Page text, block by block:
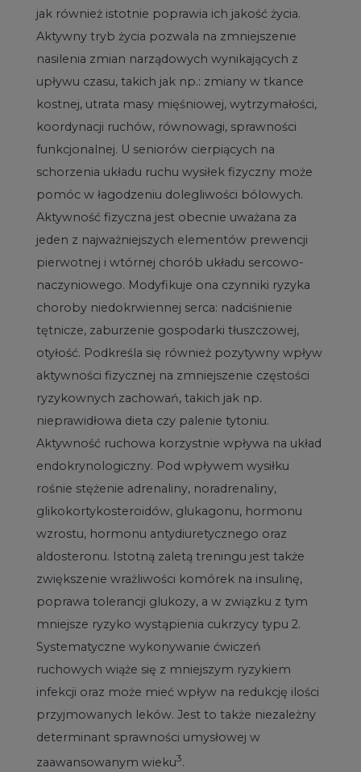
jak również istotnie poprawia ich jakość życia.
Aktywny tryb życia pozwala na zmniejszenie
nasilenia zmian narządowych wynikających z
upływu czasu, takich jak np.: zmiany w tkance
kostnej, utrata masy mięśniowej, wytrzymałości,
koordynacji ruchów, równowagi, sprawności
funkcjonalnej. U seniorów cierpiących na
schorzenia układu ruchu wysiłek fizyczny może
pomóc w łagodzeniu dolegliwości bólowych.
Aktywność fizyczna jest obecnie uważana za
jeden z najważniejszych elementów prewencji
pierwotnej i wtórnej chorób układu sercowo-
naczyniowego. Modyfikuje ona czynniki ryzyka
choroby niedokrwiennej serca: nadciśnienie
tętnicze, zaburzenie gospodarki tłuszczowej,
otyłość. Podkreśla się również pozytywny wpływ
aktywności fizycznej na zmniejszenie częstości
ryzykownych zachowań, takich jak np.
nieprawidłowa dieta czy palenie tytoniu.
Aktywność ruchowa korzystnie wpływa na układ
endokrynologiczny. Pod wpływem wysiłku
rośnie stężenie adrenaliny, noradrenaliny,
glikokortykosteroidów, glukagonu, hormonu
wzrostu, hormonu antydiuretycznego oraz
aldosteronu. Istotną zaletą treningu jest także
zwiększenie wrażliwości komórek na insulinę,
poprawa tolerancji glukozy, a w związku z tym
mniejsze ryzyko wystąpienia cukrzycy typu 2.
Systematyczne wykonywanie ćwiczeń
ruchowych wiąże się z mniejszym ryzykiem
infekcji oraz może mieć wpływ na redukcję ilości
przyjmowanych leków. Jest to także niezależny
determinant sprawności umysłowej w
zaawansowanym wieku3.